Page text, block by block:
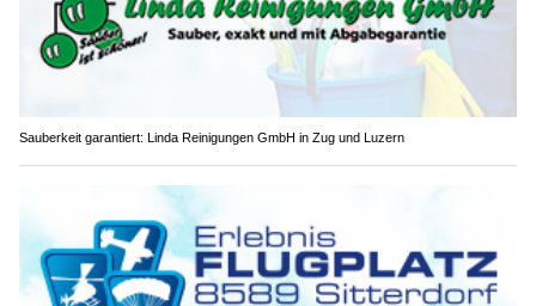
Sauberkeit garantiert: Linda Reinigungen GmbH in Zug und Luzern